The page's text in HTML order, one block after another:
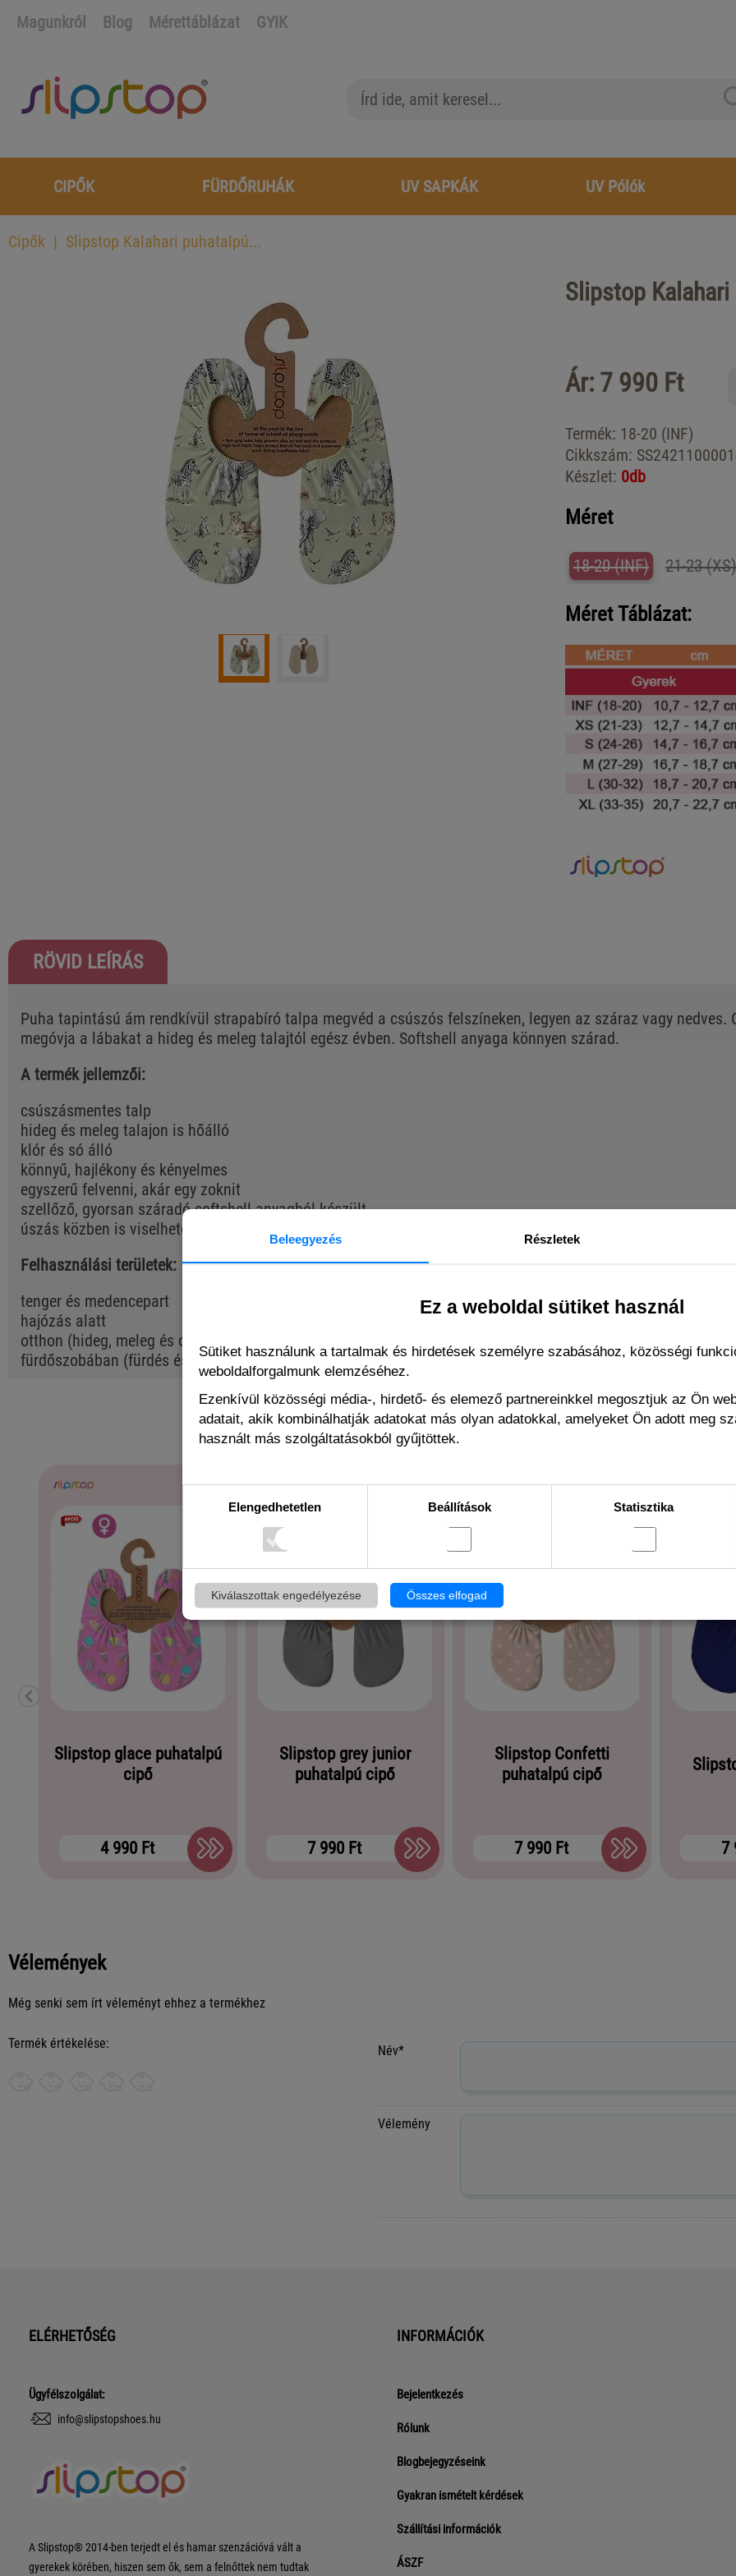
Beleegyezés Részletek
Ez a weboldal sütiket használ
Sütiket használunk a tartalmak és hirdetések személyre szabásához, közösségi
weboldalforgalmunk elemzéséhez.
Ezenkívül közösségi média-, hirdető- és elemező partnereinkkel megosztjuk az Ön
adatait, akik kombinálhatják adatokat más olyan adatokkal, amelyeket Ön adott meg
használt más szolgáltatásokból gyűjtöttek.
Elengedhetetlen Beállítások Statisztika
Kiválaszottak engedélyezése Összes elfogad
Magunkról Blog Mérettáblázat GYIK
CIPŐK FÜRDŐRUHÁK UV SAPKÁK UV Pólók
Cipők Slipstop Kalahari puhatalpú...
Slipstop
Ár: 7 990 Ft
Termék: 18-20 (INF)
Cikkszám:
Készlet: 0db
Méret
18-20 (INF) 21-23 (XS)
Méret Táblázat:
RÖVID LEÍRÁS
Puha tapintású ám rendkívül strapabíró talpa megvéd a csúszós felszíneken, legyen az száraz vagy
megóvja a lábakat a hideg és meleg talajtól egész évben. Softshell anyaga könnyen szárad.
A termék jellemzői:
csúszásmentes talp
hideg és meleg talajon is hőálló
klór és só álló
könnyű, hajlékony és kényelmes
egyszerű felvenni, akár egy zoknit
szellőző, gyorsan száradó softshell anyagból készült
úszás közben is viselhető
Felhasználási területek:
tenger és medencepart
hajózás alatt
otthon (hideg, meleg és csúszós felületeken való járkáláshoz)
fürdőszobában (fürdés és zuhanyozás közben)
EHHEZ HASONLÓ
Slipstop glace puhatalpú
cipő
4 990 Ft
Slipstop grey junior
puhatalpú cipő
7 990 Ft
Slipstop Confetti
puhatalpú cipő
7 990 Ft 7
Vélemények
Még senki sem írt véleményt ehhez a termékhez
Termék értékelése:
Név*
Vélemény
ELÉRHETŐSÉG
Ügyfélszolgálat:
info@slipstopshoes.hu
A Slipstop® 2014-ben terjedt el és hamar szenzációvá vált a
gyerekek körében, hiszen sem ők, sem a felnőttek nem tudtak
INFORMÁCIÓK
Bejelentkezés
Rólunk
Blogbejegyzéseink
Gyakran ismételt kérdések
Szállítási információk
ÁSZF